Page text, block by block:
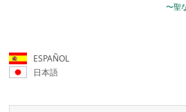
〜聖
ESPAÑOL
日本語